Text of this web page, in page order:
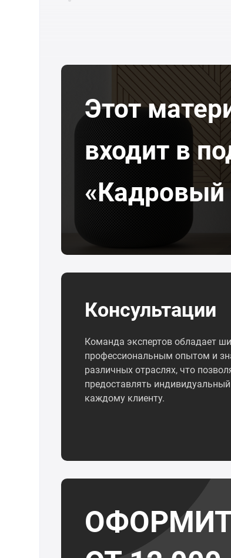
Этот
входит в
«Кадровый
Консультации
Команда экспертов обладает
профессиональным опытом и
различных отраслях, что
предоставлять
каждому клиенту.